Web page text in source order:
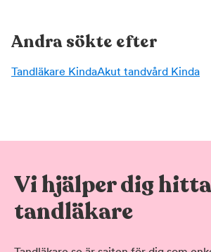
Andra sökte efter
Tandläkare KindaAkut tandvård Kinda
Vi hjälper dig hitta
tandläkare